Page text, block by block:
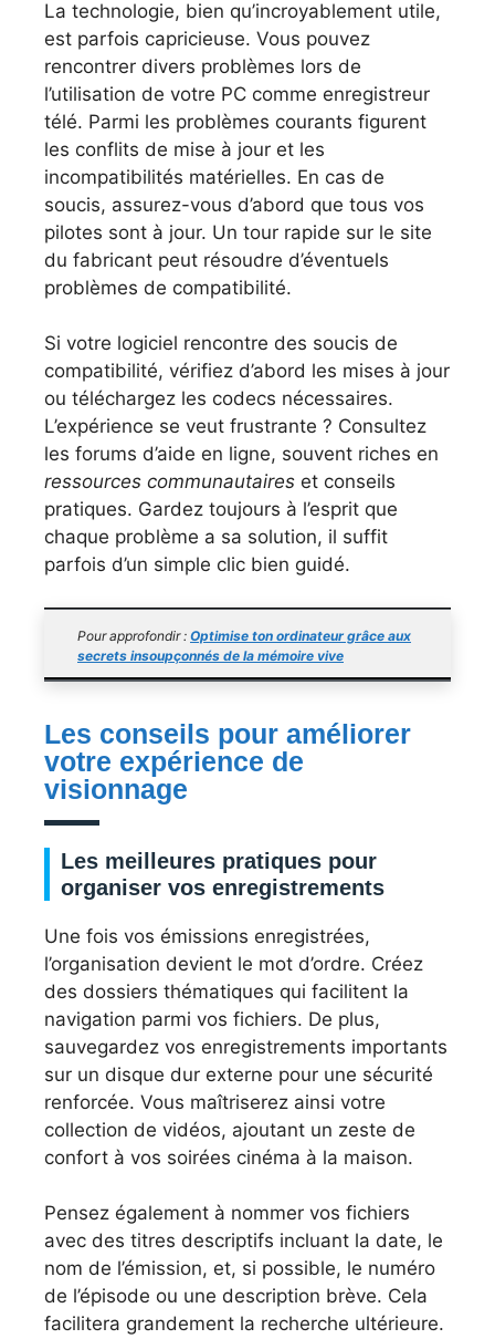
La technologie, bien qu’incroyablement utile,
est parfois capricieuse. Vous pouvez
rencontrer divers problèmes lors de
l’utilisation de votre PC comme enregistreur
télé. Parmi les problèmes courants figurent
les conflits de mise à jour et les
incompatibilités matérielles. En cas de
soucis, assurez-vous d’abord que tous vos
pilotes sont à jour. Un tour rapide sur le site
du fabricant peut résoudre d’éventuels
problèmes de compatibilité.
Si votre logiciel rencontre des soucis de
compatibilité, vérifiez d’abord les mises à jour
ou téléchargez les codecs nécessaires.
L’expérience se veut frustrante ? Consultez
les forums d’aide en ligne, souvent riches en
ressources communautaires et conseils
pratiques. Gardez toujours à l’esprit que
chaque problème a sa solution, il suffit
parfois d’un simple clic bien guidé.
Pour approfondir : Optimise ton ordinateur grâce aux
secrets insoupçonnés de la mémoire vive
Les conseils pour améliorer
votre expérience de
visionnage
Les meilleures pratiques pour
organiser vos enregistrements
Une fois vos émissions enregistrées,
l’organisation devient le mot d’ordre. Créez
des dossiers thématiques qui facilitent la
navigation parmi vos fichiers. De plus,
sauvegardez vos enregistrements importants
sur un disque dur externe pour une sécurité
renforcée. Vous maîtriserez ainsi votre
collection de vidéos, ajoutant un zeste de
confort à vos soirées cinéma à la maison.
Pensez également à nommer vos fichiers
avec des titres descriptifs incluant la date, le
nom de l’émission, et, si possible, le numéro
de l’épisode ou une description brève. Cela
facilitera grandement la recherche ultérieure.